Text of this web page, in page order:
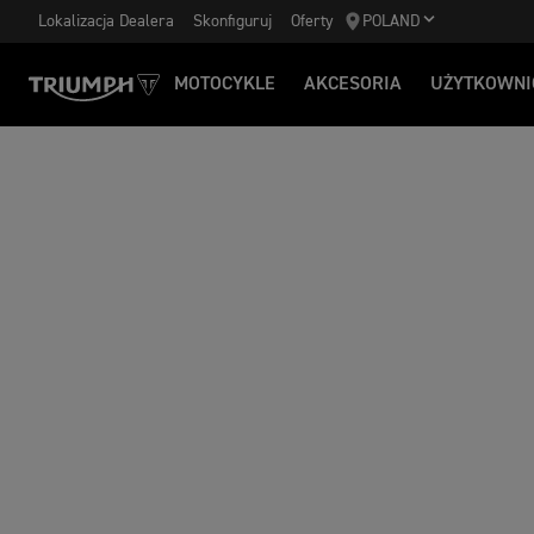
Lokalizacja Dealera Skonfiguruj Oferty POLAND
MOTOCYKLE AKCESORIA